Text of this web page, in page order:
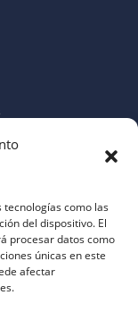
como las
del dispositivo. El
procesar datos como
únicas en este
afectar